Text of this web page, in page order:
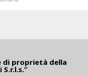
di proprietà della
S.r.l.s.”